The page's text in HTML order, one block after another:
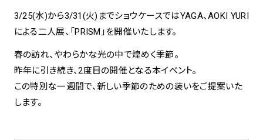
3/25(水)から3/31(火)までショウケースではYAGA、AOKI YURI
による二人展、「PRISM」を開催いたします。
春の訪れ、やわらかな光の中で煌めく季節。
昨年に引き続き、2度目の開催となる本イベント。
この特別な一週間で、新しい季節のための装いをご提案いた
します。